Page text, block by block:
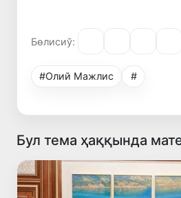
Бөлисиў:
#Олий Мажлис #
Бул тема ҳаққында